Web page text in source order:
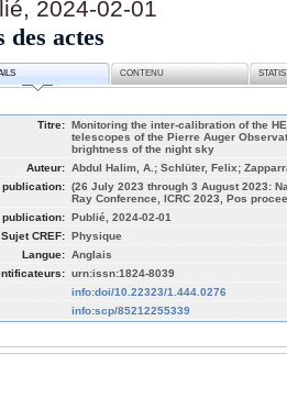
2024-02-01
actes
CONTENU
Titre: Monitoring the inter-calibration of the
telescopes of the Pierre Auger
brightness of the night sky
Auteur: Abdul Halim, A.; Schlüter, Felix;
(26 July 2023 through 3 August 2023:
Ray Conference, ICRC 2023, Pos
publication: Publié, 2024-02-01
Sujet CREF: Physique
Langue: Anglais
urn:issn:1824-8039
info:doi/10.22323/1.444.0276
info:scp/85212255339